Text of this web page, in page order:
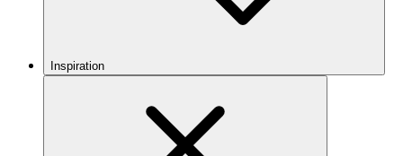
Inspiration